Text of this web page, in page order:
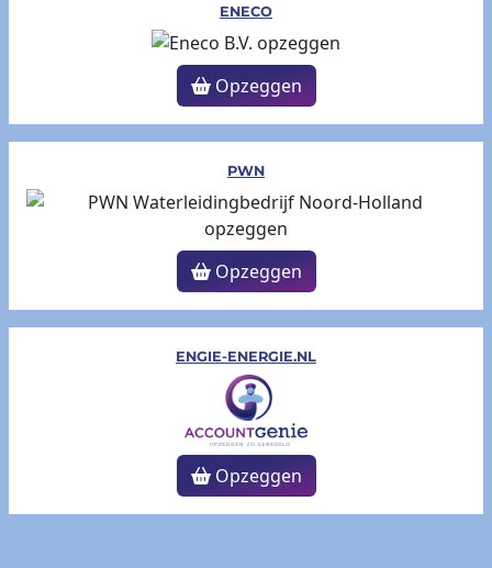
ENECO
Opzeggen
PWN
Opzeggen
ENGIE-ENERGIE.NL
Opzeggen